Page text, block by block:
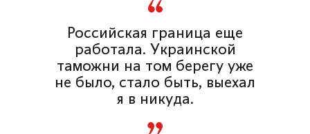
Российская граница еще
работала. Украинской
таможни на том берегу уже
не было, стало быть, выехал
я в никуда.